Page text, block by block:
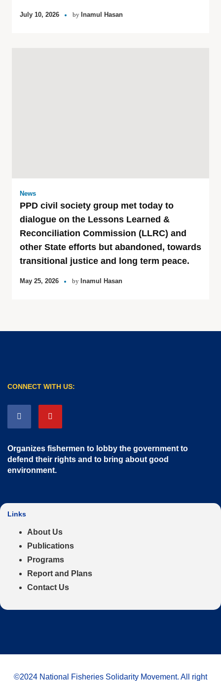
July 10, 2026 by Inamul Hasan
News
PPD civil society group met today to
dialogue on the Lessons Learned &
Reconciliation Commission (LLRC) and
other State efforts but abandoned, towards
transitional justice and long term peace.
May 25, 2026 by Inamul Hasan
CONNECT WITH US:
Organizes fishermen to lobby the government to
defend their rights and to bring about good
environment.
Links
About Us
Publications
Programs
Report and Plans
Contact Us
©2024 National Fisheries Solidarity Movement. All right